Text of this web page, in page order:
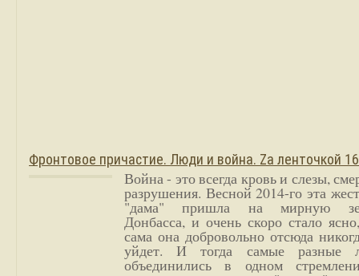
Фронтовое причастие. Люди и война. Zа ленточкой
Война - это всегда кровь и слезы,
разрушения. Весной 2014-го эта
"дама" пришла на мирную
Донбасса, и очень скоро стало
сама она добровольно отсюда
уйдет. И тогда самые разные
объединились в одном